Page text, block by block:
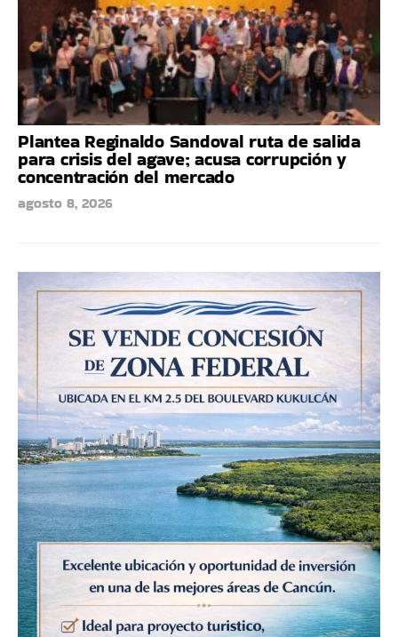
Plantea Reginaldo Sandoval ruta de salida
para crisis del agave; acusa corrupción y
concentración del mercado
agosto 8, 2026